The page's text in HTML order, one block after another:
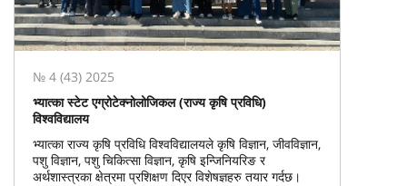
№ 4 (43) 2025
भ्यात्का स्टेट एग्रोटेक्नोलोजिकल (राज्य कृषि प्रविधि)
विश्वविद्यालय
भ्यात्का राज्य कृषि प्रविधि विश्वविद्यालयले कृषि विज्ञान, जीवविज्ञान,
पशु विज्ञान, पशु चिकित्सा विज्ञान, कृषि इन्जिनियरिङ र
अर्थशास्त्रका क्षेत्रमा प्रशिक्षण दिएर विशेषज्ञहरु तयार गर्दछ।